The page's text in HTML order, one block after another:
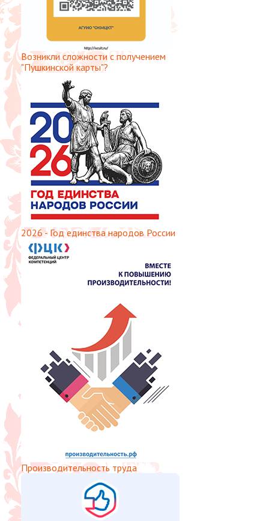
Возникли сложности с получением
"Пушкинской карты"?
2026 - Год единства народов России
Производительность труда